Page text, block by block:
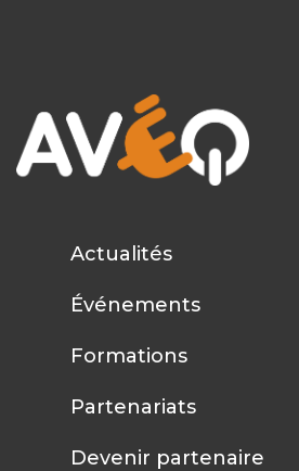
Actualités
Événements
Formations
Partenariats
Devenir partenaire